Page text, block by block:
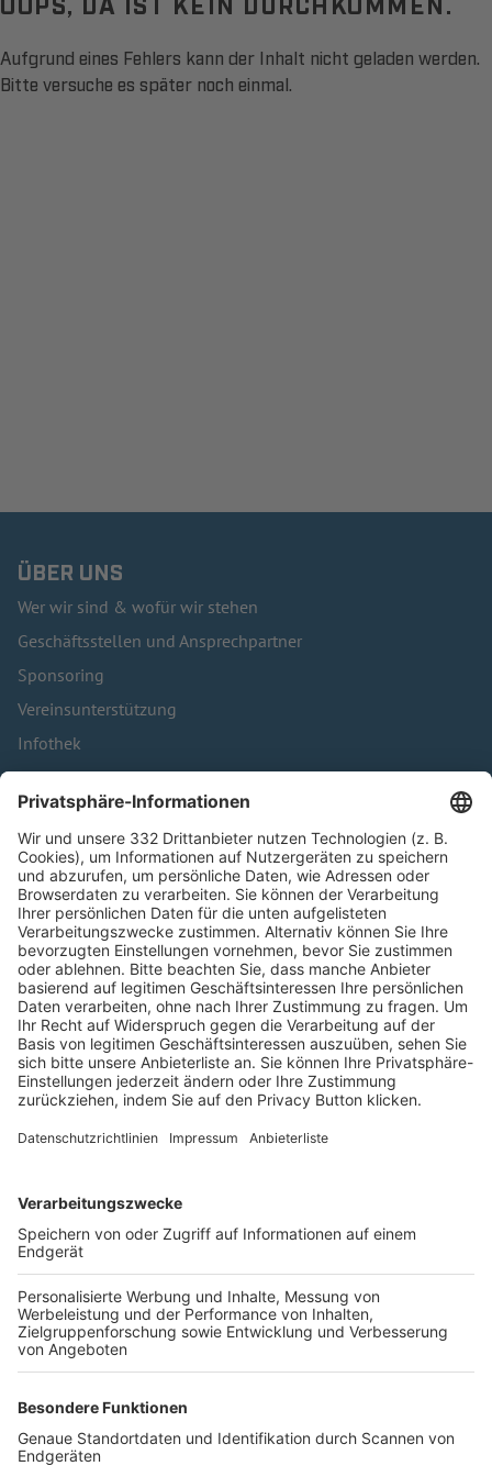
Aufgrund eines Fehlers kann der Inhalt nicht geladen werden.
Bitte versuche es später noch einmal.
ÜBER UNS
Wer wir sind & wofür wir stehen
Geschäftsstellen und Ansprechpartner
Sponsoring
Vereinsunterstützung
Infothek
Kontakt
HÄUFIG BESUCHTE SEITEN
Pässe und Vereinswechsel
Trainerausbildung
Schulungsangebot Vereinsmitarbeiter
BFV-Geschäftsstellen
Trainerbörse
Login SpielPlus
FOLGE DEM BFV
TOP-VEREINE
TOP-PARTNER